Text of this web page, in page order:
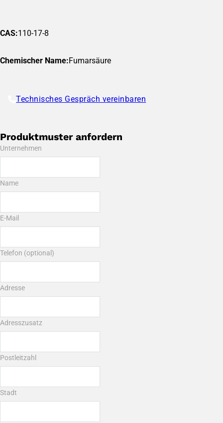
CAS:110-17-8
Chemischer Name:Fumarsäure
Technisches Gespräch vereinbaren
Produktmuster anfordern
Unternehmen
Name
E-Mail
Telefon (optional)
Adresse
Adresszusatz
Postleitzahl
Stadt